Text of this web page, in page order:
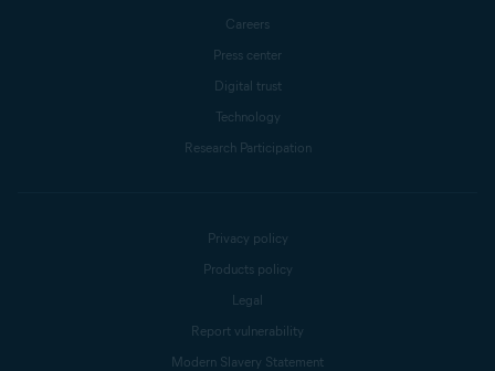
Careers
Press center
Digital trust
Technology
Research Participation
Privacy policy
Products policy
Legal
Report vulnerability
Modern Slavery Statement